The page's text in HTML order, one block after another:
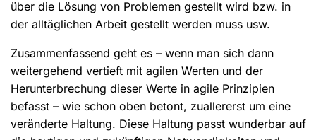
über die Lösung von Problemen gestellt wird bzw. in
der alltäglichen Arbeit gestellt werden muss usw.
Zusammenfassend geht es – wenn man sich dann
weitergehend vertieft mit agilen Werten und der
Herunterbrechung dieser Werte in agile Prinzipien
befasst – wie schon oben betont, zuallererst um eine
veränderte Haltung. Diese Haltung passt wunderbar auf